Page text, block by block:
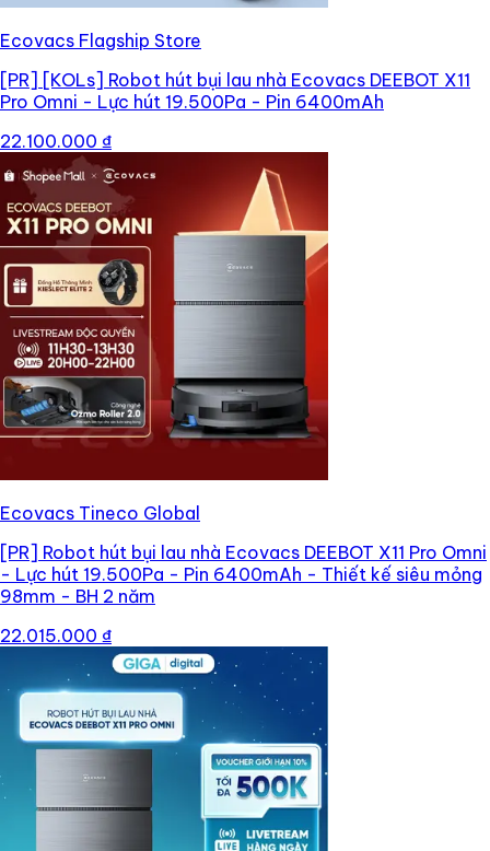
Ecovacs Flagship Store
[PR] [KOLs] Robot hút bụi lau nhà Ecovacs DEEBOT X11
Pro Omni - Lực hút 19.500Pa - Pin 6400mAh
22.100.000 ₫
Ecovacs Tineco Global
[PR] Robot hút bụi lau nhà Ecovacs DEEBOT X11 Pro Omni
- Lực hút 19.500Pa - Pin 6400mAh - Thiết kế siêu mỏng
98mm - BH 2 năm
22.015.000 ₫